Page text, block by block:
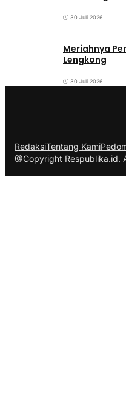
30 Juli 2026
Meriahnya
Lengkong
30 Juli 2026
RedaksiTentang Kami
@Copyright Respublika.id.